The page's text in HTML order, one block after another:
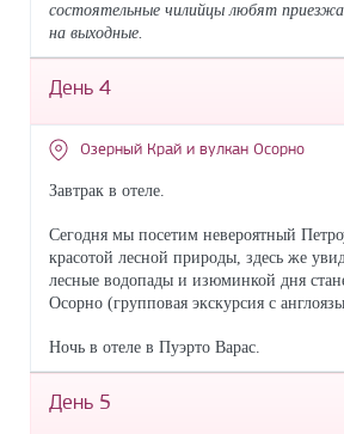
состоятельные чилийцы любят
на выходные.
День 4
Озерный Край и вулкан Осорно
Завтрак в отеле.
Сегодня мы посетим невероятный
красотой лесной природы, здесь же
лесные водопады и изюминкой дня
Осорно (групповая экскурсия с
Ночь в отеле в Пуэрто Варас.
День 5